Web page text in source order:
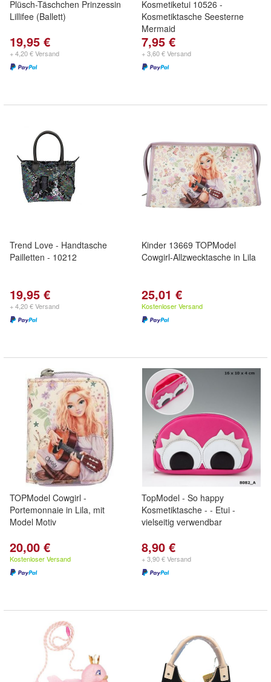
Plüsch-Täschchen Prinzessin
Lillifee (Ballett)
19,95 €
+ 4,20 € Versand
Kosmetiketui 10526 -
Kosmetiktasche Seesterne
Mermaid
7,95 €
+ 3,60 € Versand
Trend Love - Handtasche
Pailletten - 10212
19,95 €
+ 4,20 € Versand
Kinder 13669 TOPModel
Cowgirl-Allzwecktasche in Lila
25,01 €
Kostenloser Versand
TOPModel Cowgirl -
Portemonnaie in Lila, mit
Model Motiv
20,00 €
Kostenloser Versand
TopModel - So happy
Kosmetiktasche - - Etui -
vielseitig verwendbar
8,90 €
+ 3,90 € Versand